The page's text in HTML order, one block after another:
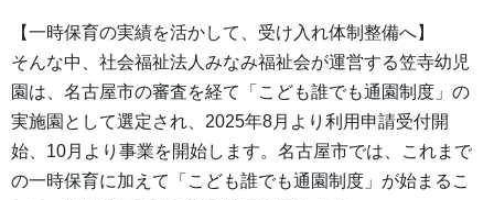
【一時保育の実績を活かして、受け入れ体制整備へ】
そんな中、社会福祉法人みなみ福祉会が運営する笠寺幼児
園は、名古屋市の審査を経て「こども誰でも通園制度」の
実施園として選定され、2025年8月より利用申請受付開
始、10月より事業を開始します。名古屋市では、これまで
の一時保育に加えて「こども誰でも通園制度」が始まるこ